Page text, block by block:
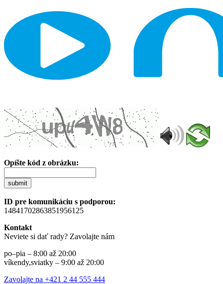
Opíšte kód z obrázku:
submit
ID pre komunikáciu s podporou:
14841702863851956125
Kontakt
Neviete si dať rady? Zavolajte nám
po–pia – 8:00 až 20:00
víkendy,sviatky – 9:00 až 20:00
Zavolajte na +421 2 44 555 444